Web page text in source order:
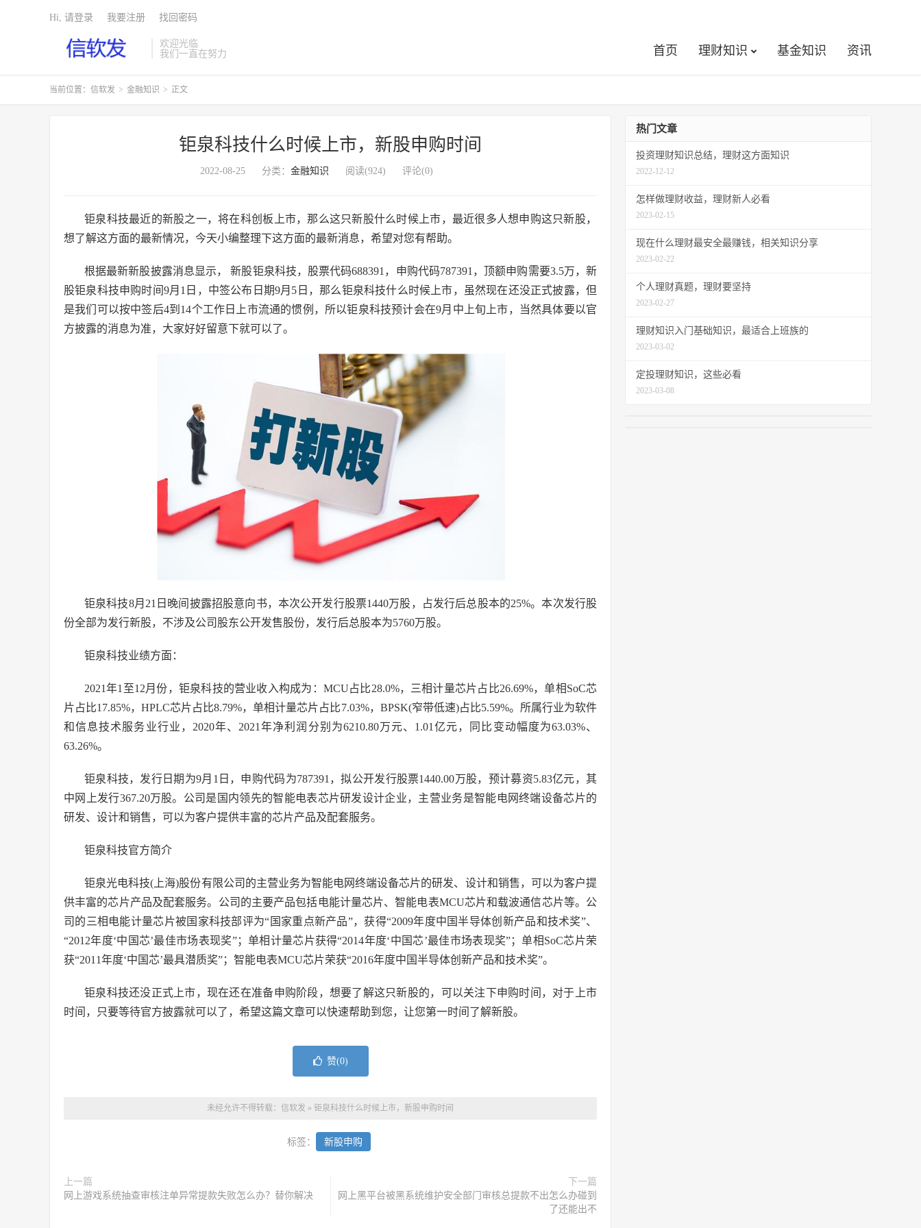
欢迎光临
我们一直在努力
首页 理财知识 基金知识 资讯
Hi, 请登录 我要注册 找回密码
当前位置： 信软发 > 金融知识 > 正文
钜泉科技什么时候上市，新股申购时间
2022-08-25 分类： 金融知识 阅读(924) 评论(0)
钜泉科技最近的新股之一，将在科创板上市，那么这只新股什么时候上市，最近很多人想申购这只新股，
想了解这方面的最新情况，今天小编整理下这方面的最新消息，希望对您有帮助。
根据最新新股披露消息显示， 新股钜泉科技，股票代码688391，申购代码787391，顶额申购需要3.5万，新
股钜泉科技申购时间9月1日，中签公布日期9月5日，那么钜泉科技什么时候上市，虽然现在还没正式披露，但
是我们可以按中签后4到14个工作日上市流通的惯例，所以钜泉科技预计会在9月中上旬上市，当然具体要以官
方披露的消息为准，大家好好留意下就可以了。
钜泉科技8月21日晚间披露招股意向书，本次公开发行股票1440万股，占发行后总股本的25%。本次发行股
份全部为发行新股，不涉及公司股东公开发售股份，发行后总股本为5760万股。
钜泉科技业绩方面：
2021年1至12月份，钜泉科技的营业收入构成为：MCU占比28.0%，三相计量芯片占比26.69%，单相SoC芯
片占比17.85%，HPLC芯片占比8.79%，单相计量芯片占比7.03%，BPSK(窄带低速)占比5.59%。所属行业为软件
和信息技术服务业行业，2020年、2021年净利润分别为6210.80万元、1.01亿元，同比变动幅度为63.03%、
63.26%。
钜泉科技，发行日期为9月1日，申购代码为787391，拟公开发行股票1440.00万股，预计募资5.83亿元，其
中网上发行367.20万股。公司是国内领先的智能电表芯片研发设计企业，主营业务是智能电网终端设备芯片的
研发、设计和销售，可以为客户提供丰富的芯片产品及配套服务。
钜泉科技官方简介
钜泉光电科技(上海)股份有限公司的主营业务为智能电网终端设备芯片的研发、设计和销售，可以为客户提
供丰富的芯片产品及配套服务。公司的主要产品包括电能计量芯片、智能电表MCU芯片和载波通信芯片等。公
司的三相电能计量芯片被国家科技部评为“国家重点新产品”，获得“2009年度中国半导体创新产品和技术奖”、
“2012年度‘中国芯’最佳市场表现奖”；单相计量芯片获得“2014年度‘中国芯’最佳市场表现奖”；单相SoC芯片荣
获“2011年度‘中国芯’最具潜质奖”；智能电表MCU芯片荣获“2016年度中国半导体创新产品和技术奖”。
钜泉科技还没正式上市，现在还在准备申购阶段，想要了解这只新股的，可以关注下申购时间，对于上市
时间，只要等待官方披露就可以了，希望这篇文章可以快速帮助到您，让您第一时间了解新股。
赞(0)
未经允许不得转载： 信软发 » 钜泉科技什么时候上市，新股申购时间
标签： 新股申购
上一篇
网上游戏系统抽查审核注单异常提款失败怎么办？替你解决
下一篇
网上黑平台被黑系统维护安全部门审核总提款不出怎么办碰到
了还能出不
热门文章
投资理财知识总结，理财这方面知识
2022-12-12
怎样做理财收益，理财新人必看
2023-02-15
现在什么理财最安全最赚钱，相关知识分享
2023-02-22
个人理财真题，理财要坚持
2023-02-27
理财知识入门基础知识，最适合上班族的
2023-03-02
定投理财知识，这些必看
2023-03-08